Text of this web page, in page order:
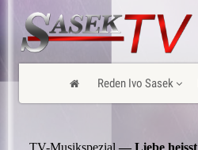
Reden Ivo Sasek
TV-Musikspezial — Liebe heisst